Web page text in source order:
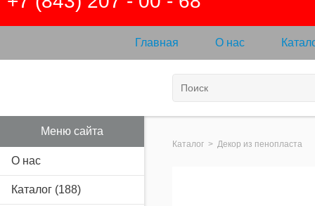
Главная О нас
Меню сайта
О нас
Каталог (188)
Каталог > Декор из пенопласта